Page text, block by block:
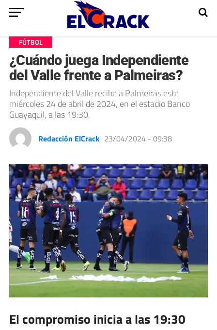
FÚTBOL
¿Cuándo juega Independiente
del Valle frente a Palmeiras?
Independiente del Valle recibe a Palmeiras este
miércoles 24 de abril de 2024, en el estadio Banco
Guayaquil, a las 19:30.
Redacción ElCrack 23/04/2024 - 09:38
El compromiso inicia a las 19:30